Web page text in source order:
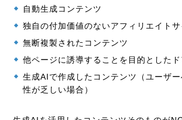
自動生成コンテンツ
独自の付加価値のないアフィリエイトサ
無断複製されたコンテンツ
他ページに誘導することを目的とした
生成AIで作成したコンテンツ（ユーザ
性が乏しい場合）